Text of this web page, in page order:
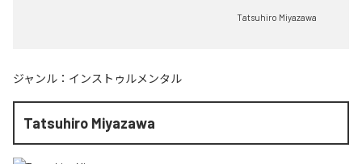
Tatsuhiro Miyazawa
ジャンル： インストゥルメンタル
Tatsuhiro Miyazawa